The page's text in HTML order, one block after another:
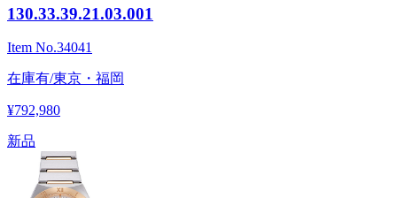
130.33.39.21.03.001
Item No.34041
在庫有/東京・福岡
¥792,980
新品